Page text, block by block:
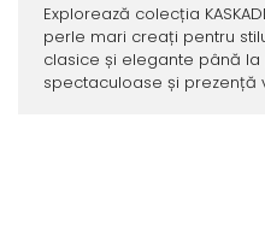
Explorează colecția
perle mari creați pentru
clasice și elegante până la
spectaculoase și prezență